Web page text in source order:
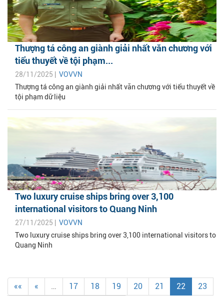
Thượng tá công an giành giải nhất văn chương với
tiểu thuyết về tội phạm...
28/11/2025 | VOVVN
Thượng tá công an giành giải nhất văn chương với tiểu thuyết về
tội phạm dữ liệu
Two luxury cruise ships bring over 3,100
international visitors to Quang Ninh
27/11/2025 | VOVVN
Two luxury cruise ships bring over 3,100 international visitors to
Quang Ninh
«« « … 17 18 19 20 21 22 23